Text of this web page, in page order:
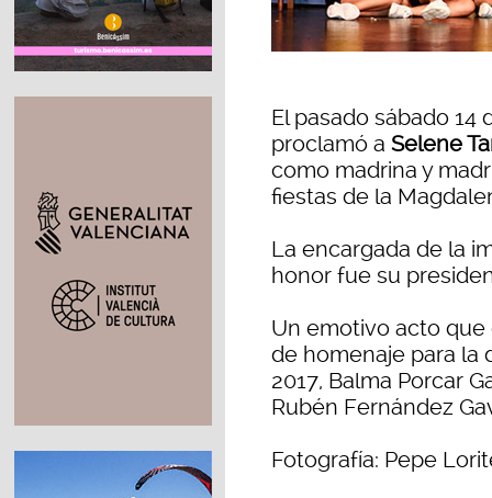
El pasado sábado 14
proclamó a Selene
como madrina y
fiestas de la
La encargada de la
honor fue su
Un emotivo acto
de homenaje para la
2017, Balma Porcar
Rubén Fernández
Fotografía: Pepe